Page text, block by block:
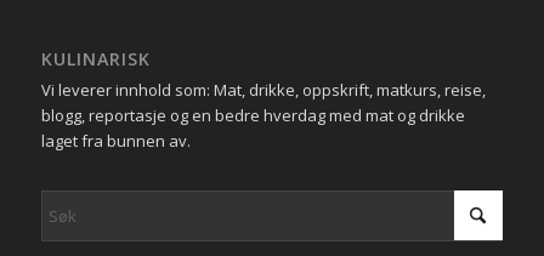
KULINARISK
Vi leverer innhold som: Mat, drikke, oppskrift, matkurs, reise,
blogg, reportasje og en bedre hverdag med mat og drikke
laget fra bunnen av.